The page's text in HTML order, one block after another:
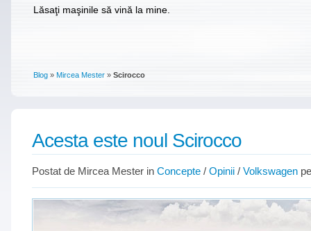
Lăsaţi maşinile să vină la mine.
Blog » Mircea Mester » Scirocco
Acesta este noul Scirocco
Postat de Mircea Mester in Concepte / Opinii / Volkswagen